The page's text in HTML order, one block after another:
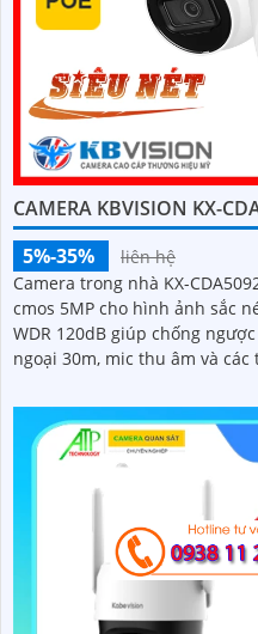
CAMERA KBVISION KX-
5%-35%
liên hệ
Camera trong nhà KX-
cmos 5MP cho hình ảnh sắc
WDR 120dB giúp chống ngược sáng
ngoại 30m, mic thu âm và